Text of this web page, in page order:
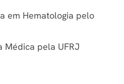
em Hematologia pelo
Médica pela UFRJ